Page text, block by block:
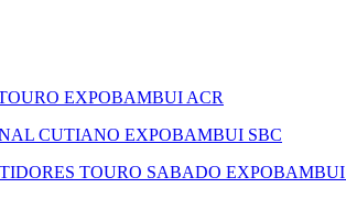
EXPOBAMBUI ACR
CUTIANO EXPOBAMBUI SBC
TOURO SABADO EXPOBAMBUI